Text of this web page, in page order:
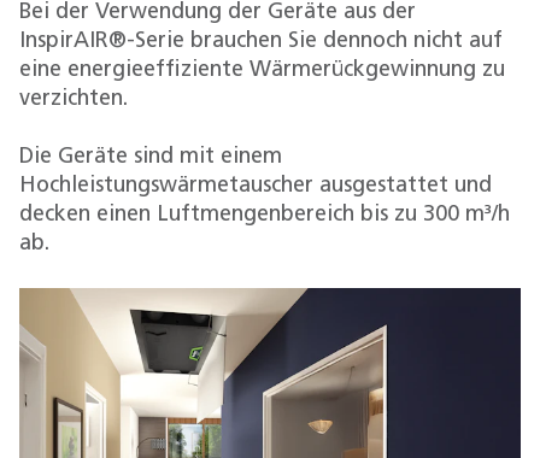
Bei der Verwendung der Geräte aus der
InspirAIR®-Serie brauchen Sie dennoch nicht auf
eine energieeffiziente Wärmerückgewinnung zu
verzichten.
Die Geräte sind mit einem
Hochleistungswärmetauscher ausgestattet und
decken einen Luftmengenbereich bis zu 300 m³/h
ab.